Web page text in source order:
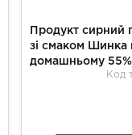
Продукт сирний
зі смаком Шинка
домашньому 55% ​​
"Тульчинка" Код